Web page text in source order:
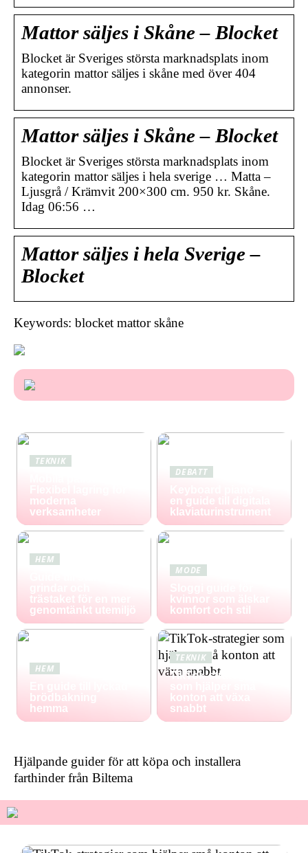
Mattor säljes i Skåne – Blocket
Blocket är Sveriges största marknadsplats inom
kategorin mattor säljes i skåne med över 404
annonser.
Mattor säljes i Skåne – Blocket
Blocket är Sveriges största marknadsplats inom
kategorin mattor säljes i hela sverige … Matta –
Ljusgrå / Krämvit 200×300 cm. 950 kr. Skåne.
Idag 06:56 …
Mattor säljes i hela Sverige –
Blocket
Keywords: blocket mattor skåne
TEKNIK
moderna
verksamheter
DEBATT
en guide till digitala
klaviaturinstrument
HEM
trästaket för en mer
genomtänkt utemiljö
MODE
kvinnor som älskar
komfort och stil
HEM
brödbakning
hemma
TEKNIK
TikTok-strategier
konton att växa
snabbt
Hjälpande guider för att köpa och installera
farthinder från Biltema